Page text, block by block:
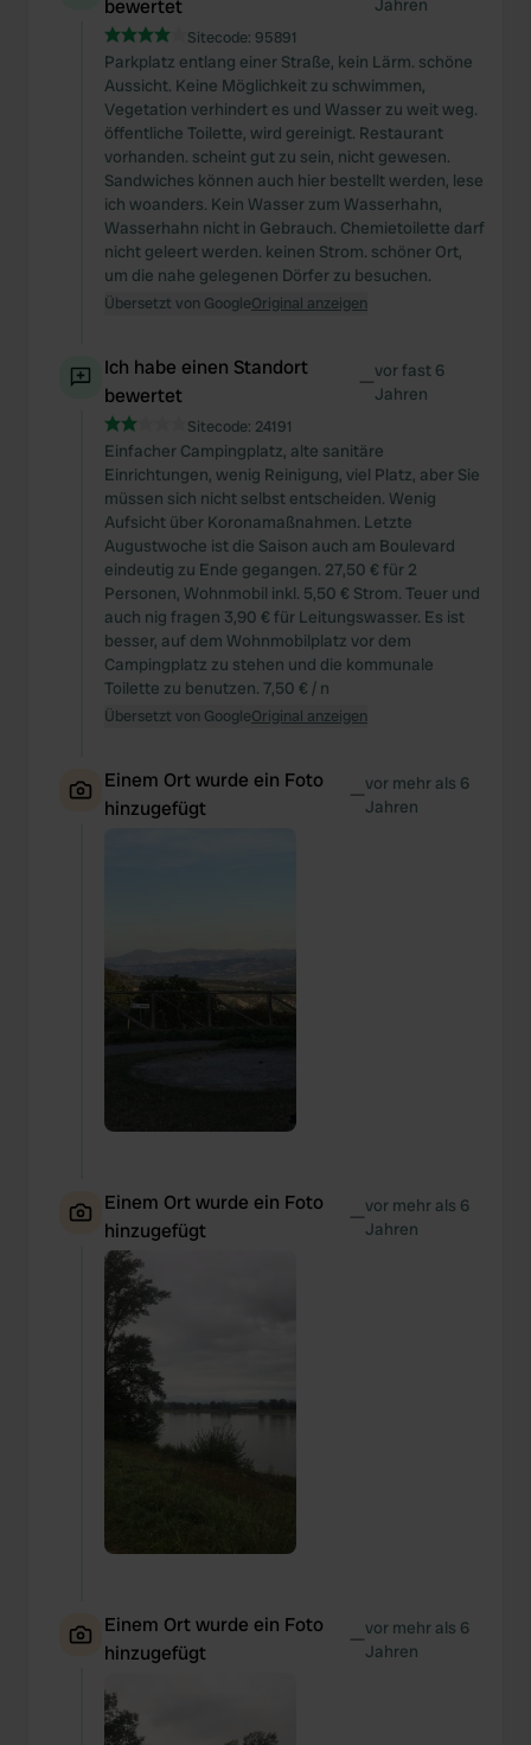
bewertet Jahren
Sitecode: 95891
Parkplatz entlang einer Straße, kein Lärm. schöne
Aussicht. Keine Möglichkeit zu schwimmen,
Vegetation verhindert es und Wasser zu weit weg.
öffentliche Toilette, wird gereinigt. Restaurant
vorhanden. scheint gut zu sein, nicht gewesen.
Sandwiches können auch hier bestellt werden, lese
ich woanders. Kein Wasser zum Wasserhahn,
Wasserhahn nicht in Gebrauch. Chemietoilette darf
nicht geleert werden. keinen Strom. schöner Ort,
um die nahe gelegenen Dörfer zu besuchen.
Übersetzt von GoogleOriginal anzeigen
Ich habe einen Standort
bewertet
—vor fast 6
Jahren
Sitecode: 24191
Einfacher Campingplatz, alte sanitäre
Einrichtungen, wenig Reinigung, viel Platz, aber Sie
müssen sich nicht selbst entscheiden. Wenig
Aufsicht über Koronamaßnahmen. Letzte
Augustwoche ist die Saison auch am Boulevard
eindeutig zu Ende gegangen. 27,50 € für 2
Personen, Wohnmobil inkl. 5,50 € Strom. Teuer und
auch nig fragen 3,90 € für Leitungswasser. Es ist
besser, auf dem Wohnmobilplatz vor dem
Campingplatz zu stehen und die kommunale
Toilette zu benutzen. 7,50 € / n
Übersetzt von GoogleOriginal anzeigen
Einem Ort wurde ein Foto
hinzugefügt
—vor mehr als 6
Jahren
Einem Ort wurde ein Foto
hinzugefügt
—vor mehr als 6
Jahren
Einem Ort wurde ein Foto
hinzugefügt
—vor mehr als 6
Jahren